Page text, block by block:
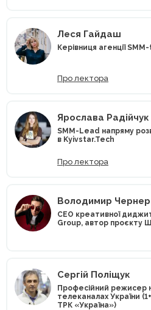
Леся Гайдаш
Керівниця агенції
Про лектора
Ярослава Радійчук
SMM-Lead напряму
в Kyivstar.Tech
Про лектора
Володимир Чернер
CEO креативної
Group, автор проєкту
Сергій Поліщук
Професійний режисер
телеканалах України
ТРК «Україна»)